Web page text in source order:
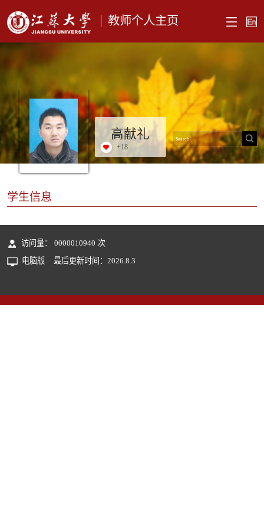
教师个人主页
高献礼
+18
学生信息
访问量： 0000010940 次
电脑版
最后更新时间： 2026.8.3